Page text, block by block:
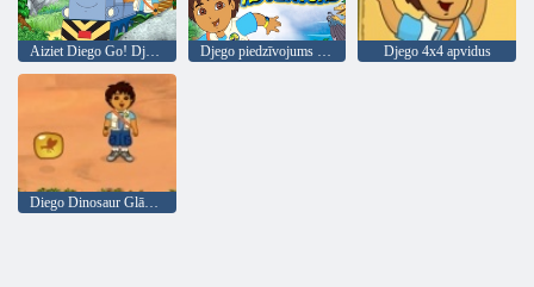
Aiziet Diego Go! Djego dzelzceļa glābšana Djego piedzīvojums ar dinozauriem Djego 4x4 apvidus
Diego Dinosaur Glābšanas